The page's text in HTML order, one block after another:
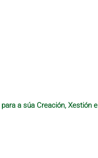
a súa Creación, Xestión e